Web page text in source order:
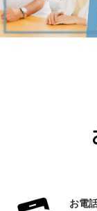
お電